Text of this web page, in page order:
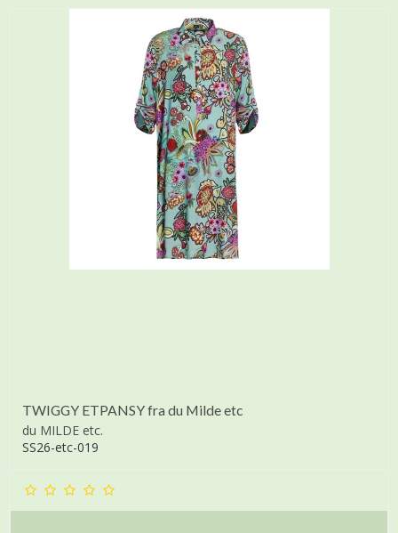
TWIGGY ETPANSY fra du Milde etc
du MILDE etc.
SS26-etc-019